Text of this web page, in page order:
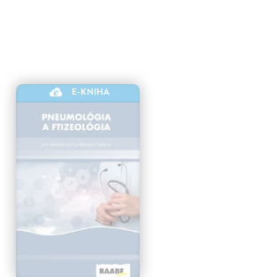
E-KNIHA